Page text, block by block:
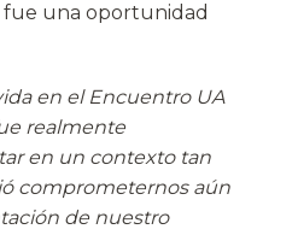
fue una oportunidad
en el Encuentro UA
realmente
en un contexto tan
comprometernos aún
de nuestro